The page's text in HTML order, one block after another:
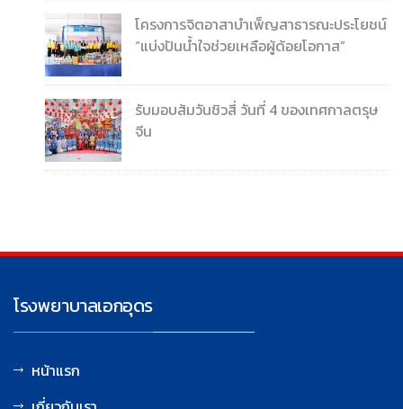
โครงการจิตอาสาบำเพ็ญสาธารณะประโยชน์
“แบ่งปันน้ำใจช่วยเหลือผู้ด้อยโอกาส”
รับมอบส้มวันชิวสี่ วันที่ 4 ของเทศกาลตรุษ
จีน
โรงพยาบาลเอกอุดร
หน้าแรก